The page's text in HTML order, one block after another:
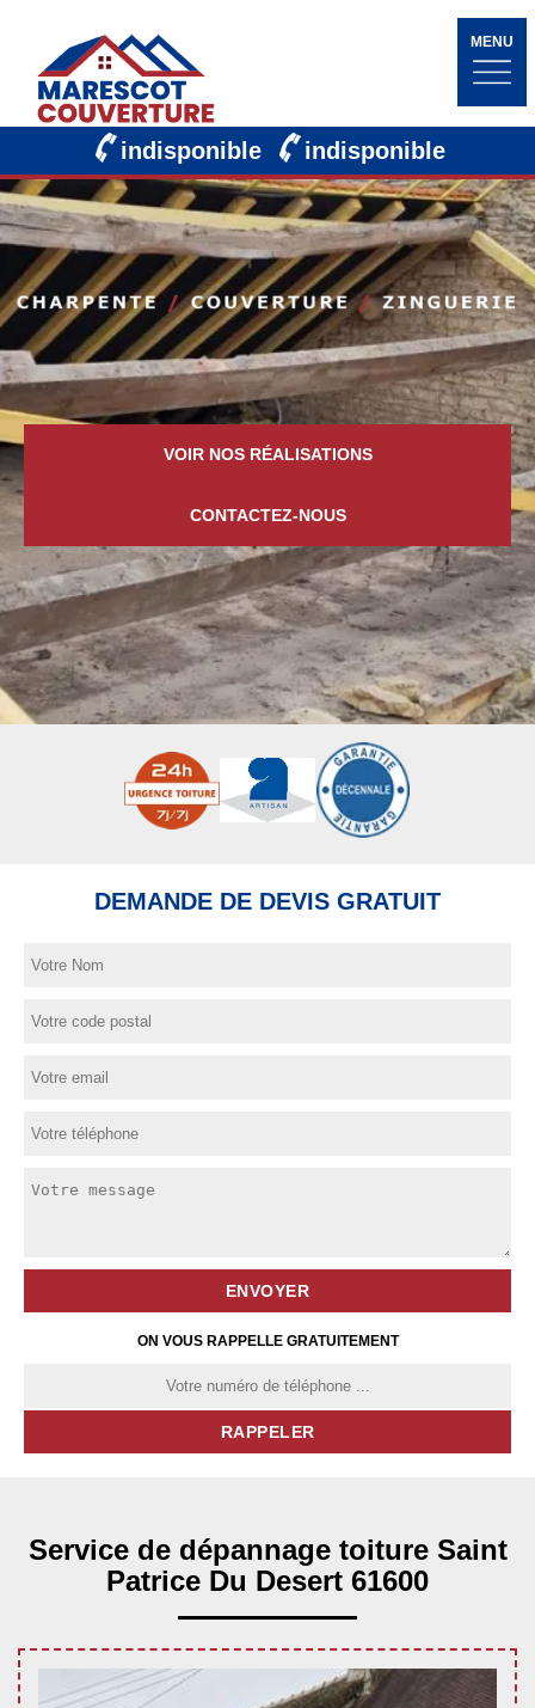
MENU
indisponible indisponible
VOIR NOS RÉALISATIONS
CONTACTEZ-NOUS
DEMANDE DE DEVIS GRATUIT
ON VOUS RAPPELLE GRATUITEMENT
Service de dépannage toiture Saint
Patrice Du Desert 61600